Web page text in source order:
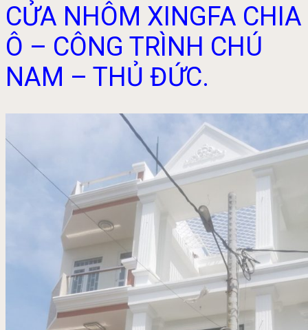
CỬA NHÔM XINGFA CHIA
Ô – CÔNG TRÌNH CHÚ
NAM – THỦ ĐỨC.